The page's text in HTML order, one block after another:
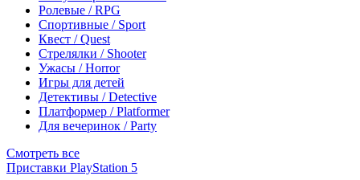
Ролевые / RPG
Спортивные / Sport
Квест / Quest
Стрелялки / Shooter
Ужасы / Horror
Игры для детей
Детективы / Detective
Платформер / Platformer
Для вечеринок / Party
Смотреть все
Приставки PlayStation 5